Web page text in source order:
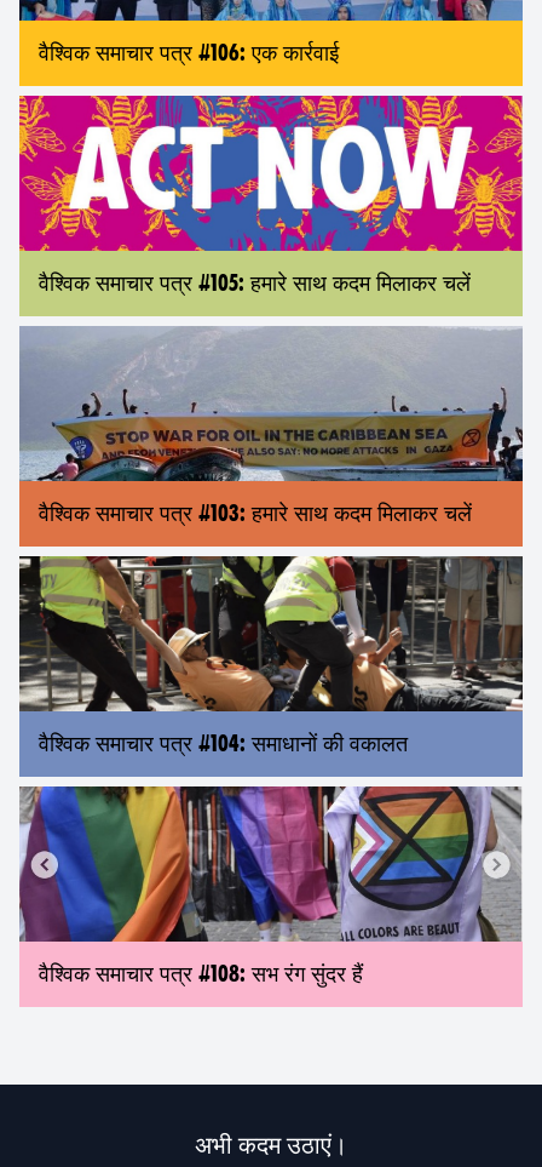
वैश्विक समाचार पत्र #106: एक कार्रवाई
वैश्विक समाचार पत्र #105: हमारे साथ कदम मिलाकर चलें
वैश्विक समाचार पत्र #103: हमारे साथ कदम मिलाकर चलें
वैश्विक समाचार पत्र #104: समाधानों की वकालत
वैश्विक समाचार पत्र #108: सभ रंग सुंदर हैं
अभी कदम उठाएं।